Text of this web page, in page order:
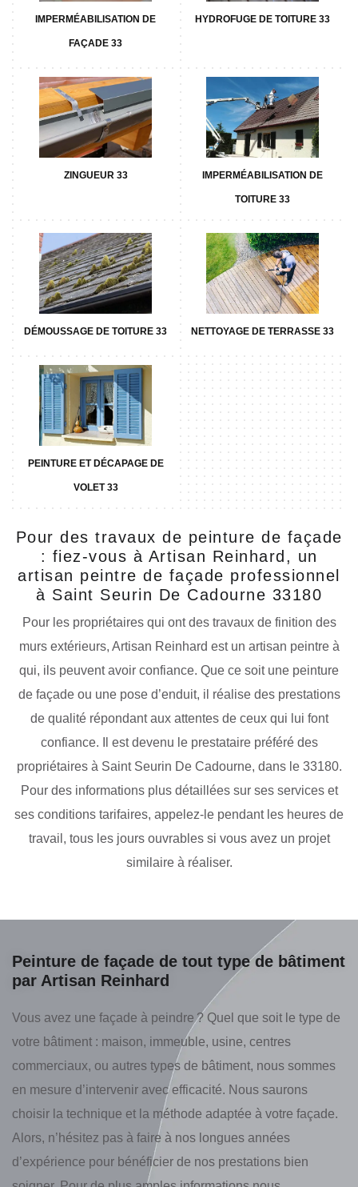
IMPERMÉABILISATION DE
FAÇADE 33
HYDROFUGE DE TOITURE 33
ZINGUEUR 33 IMPERMÉABILISATION DE
TOITURE 33
DÉMOUSSAGE DE TOITURE 33 NETTOYAGE DE TERRASSE 33
PEINTURE ET DÉCAPAGE DE
VOLET 33
Pour des travaux de peinture de façade
: fiez-vous à Artisan Reinhard, un
artisan peintre de façade professionnel
à Saint Seurin De Cadourne 33180
Pour les propriétaires qui ont des travaux de finition des
murs extérieurs, Artisan Reinhard est un artisan peintre à
qui, ils peuvent avoir confiance. Que ce soit une peinture
de façade ou une pose d’enduit, il réalise des prestations
de qualité répondant aux attentes de ceux qui lui font
confiance. Il est devenu le prestataire préféré des
propriétaires à Saint Seurin De Cadourne, dans le 33180.
Pour des informations plus détaillées sur ses services et
ses conditions tarifaires, appelez-le pendant les heures de
travail, tous les jours ouvrables si vous avez un projet
similaire à réaliser.
Peinture de façade de tout type de bâtiment
par Artisan Reinhard
Vous avez une façade à peindre ? Quel que soit le type de
votre bâtiment : maison, immeuble, usine, centres
commerciaux, ou autres types de bâtiment, nous sommes
en mesure d’intervenir avec efficacité. Nous saurons
choisir la technique et la méthode adaptée à votre façade.
Alors, n’hésitez pas à faire à nos longues années
d’expérience pour bénéficier de nos prestations bien